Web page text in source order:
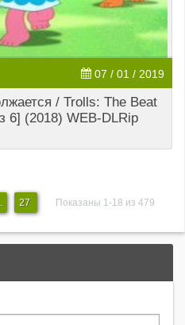
07 / 01 / 2019
/ Trolls: The Beat
6] (2018) WEB-DLRip
27 Показаны 1-18 из 479